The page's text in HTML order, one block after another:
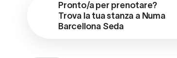
Pronto/a per prenotare?
Trova la tua stanza a Numa
Barcellona Seda